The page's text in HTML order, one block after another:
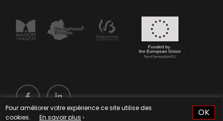
Pour améliorer votre expérience ce site utilise des
cookies.
En savoir plus › OK